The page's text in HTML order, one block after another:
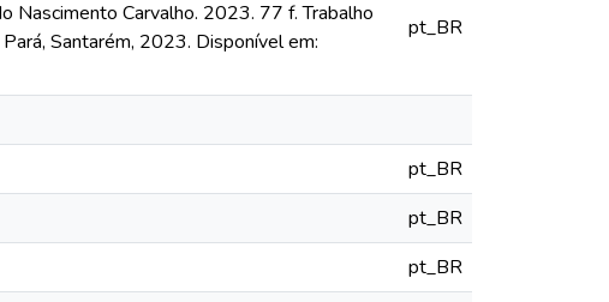
Nascimento Carvalho. 2023. 77 f. Trabalho
Santarém, 2023. Disponível em:
pt_BR
pt_BR
pt_BR
pt_BR